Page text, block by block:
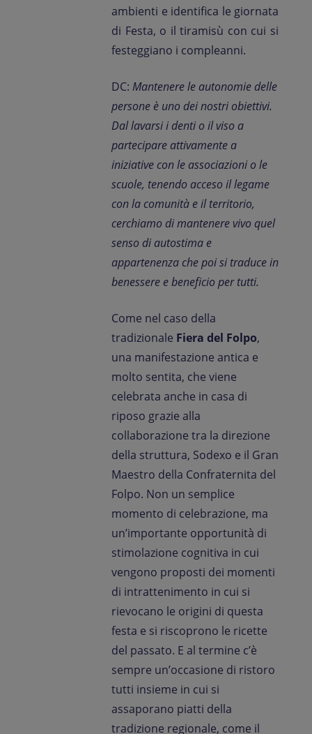
ambienti e identifica le giornata
di Festa, o il tiramisù con cui si
festeggiano i compleanni.
DC: Mantenere le autonomie delle
persone è uno dei nostri obiettivi.
Dal lavarsi i denti o il viso a
partecipare attivamente a
iniziative con le associazioni o le
scuole, tenendo acceso il legame
con la comunità e il territorio,
cerchiamo di mantenere vivo quel
senso di autostima e
appartenenza che poi si traduce in
benessere e beneficio per tutti.
Come nel caso della
tradizionale Fiera del Folpo,
una manifestazione antica e
molto sentita, che viene
celebrata anche in casa di
riposo grazie alla
collaborazione tra la direzione
della struttura, Sodexo e il Gran
Maestro della Confraternita del
Folpo. Non un semplice
momento di celebrazione, ma
un’importante opportunità di
stimolazione cognitiva in cui
vengono proposti dei momenti
di intrattenimento in cui si
rievocano le origini di questa
festa e si riscoprono le ricette
del passato. E al termine c’è
sempre un’occasione di ristoro
tutti insieme in cui si
assaporano piatti della
tradizione regionale, come il